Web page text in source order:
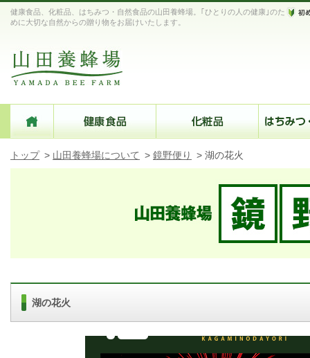
健康食品、化粧品、はちみつ・自然食品の山田養蜂場。｢ひとりの人の健康｣のた
めに大切な自然からの贈り物をお届けいたします。
トップ > 山田養蜂場について > 鏡野便り > 湖の花火
湖の花火